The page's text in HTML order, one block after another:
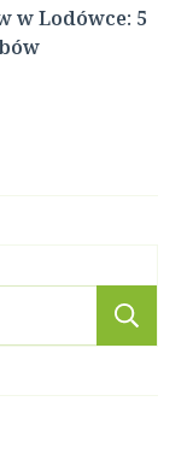
w Lodówce: 5